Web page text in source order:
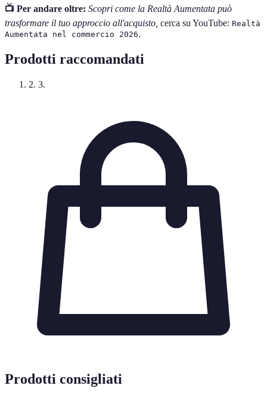
📺 Per andare oltre: Scopri come la Realtà Aumentata può
trasformare il tuo approccio all'acquisto, cerca su YouTube: Realtà
Aumentata nel commercio 2026.
Prodotti raccomandati
2. 3.
Prodotti consigliati